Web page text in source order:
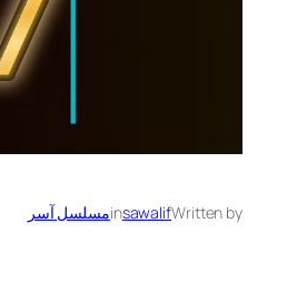
Written by
sawalif
inمسلسل آسر